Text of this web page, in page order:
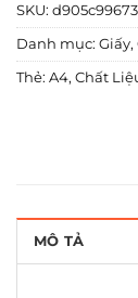
SKU:
Danh mục: Giấy,
Thẻ: A4, Chất
MÔ TẢ